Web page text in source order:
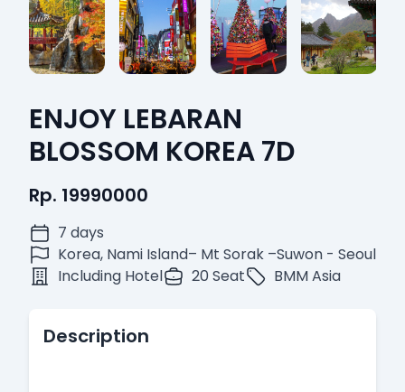
ENJOY LEBARAN
BLOSSOM KOREA 7D
Rp. 19990000
7 days
Korea, Nami Island– Mt Sorak –Suwon - Seoul
Including Hotel
20 Seat BMM Asia
Description